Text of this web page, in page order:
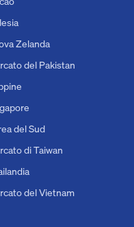
Zelanda
del Pakistan
del Sud
di Taiwan
del Vietnam